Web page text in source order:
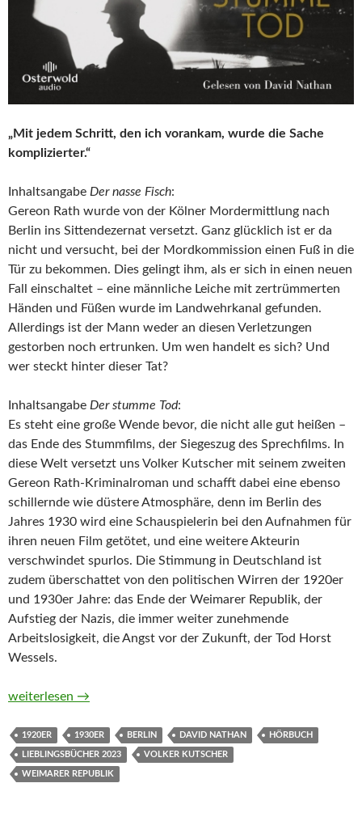
„Mit jedem Schritt, den ich vorankam, wurde die Sache
komplizierter.“
Inhaltsangabe Der nasse Fisch:
Gereon Rath wurde von der Kölner Mordermittlung nach
Berlin ins Sittendezernat versetzt. Ganz glücklich ist er da
nicht und versucht, bei der Mordkommission einen Fuß in die
Tür zu bekommen. Dies gelingt ihm, als er sich in einen neuen
Fall einschaltet – eine männliche Leiche mit zertrümmerten
Händen und Füßen wurde im Landwehrkanal gefunden.
Allerdings ist der Mann weder an diesen Verletzungen
gestorben noch ertrunken. Um wen handelt es sich? Und
wer steckt hinter dieser Tat?
Inhaltsangabe Der stumme Tod:
Es steht eine große Wende bevor, die nicht alle gut heißen –
das Ende des Stummfilms, der Siegeszug des Sprechfilms. In
diese Welt versetzt uns Volker Kutscher mit seinem zweiten
Gereon Rath-Kriminalroman und schafft dabei eine ebenso
schillernde wie düstere Atmosphäre, denn im Berlin des
Jahres 1930 wird eine Schauspielerin bei den Aufnahmen für
ihren neuen Film getötet, und eine weitere Akteurin
verschwindet spurlos. Die Stimmung in Deutschland ist
zudem überschattet von den politischen Wirren der 1920er
und 1930er Jahre: das Ende der Weimarer Republik, der
Aufstieg der Nazis, die immer weiter zunehmende
Arbeitslosigkeit, die Angst vor der Zukunft, der Tod Horst
Wessels.
Der nasse Fisch / Der stumme Tod von Volker Kutscher
weiterlesen →
1920ER 1930ER BERLIN DAVID NATHAN HÖRBUCH
LIEBLINGSBÜCHER 2023 VOLKER KUTSCHER
WEIMARER REPUBLIK